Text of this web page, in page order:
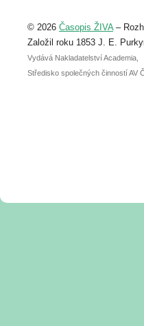
abstraktu přihlášené
posteru je už 30. června.
© 2026 Časopis ŽIVA–
Založil roku 1853 J. E.
Vydává Nakladatelství Academia,
Středisko společných činností AV